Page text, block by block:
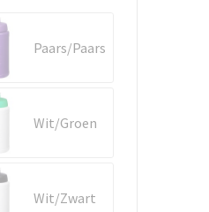
Paars/Paars
Wit/Groen
Wit/Zwart